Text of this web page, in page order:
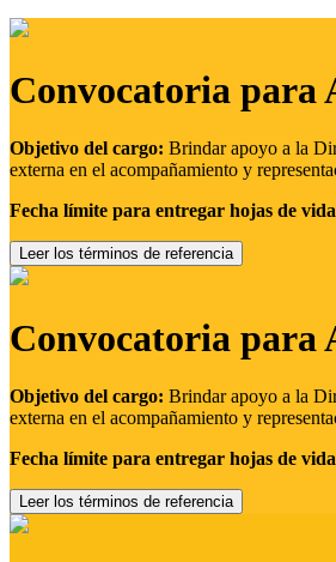
Convocatoria
Objetivo del cargo: Brindar apoyo a la
externa en el acompañamiento y
Fecha límite para entregar hojas de
Leer los términos de referencia
Convocatoria
Objetivo del cargo: Brindar apoyo a la
externa en el acompañamiento y
Fecha límite para entregar hojas de
Leer los términos de referencia